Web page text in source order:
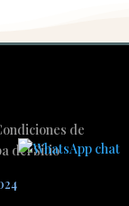
de
del Sitio